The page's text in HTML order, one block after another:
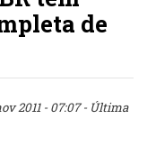
de
2011 - 07:07- Última